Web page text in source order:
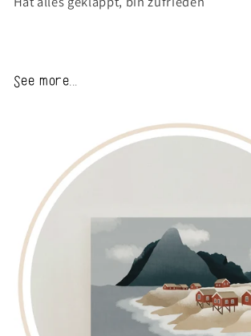
See more...